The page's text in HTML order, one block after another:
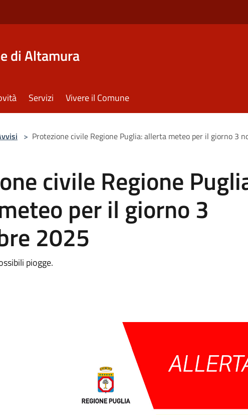
di Altamura
Servizi Vivere il Comune
> Protezione civile Regione Puglia: allerta meteo per il giorno 3
civile Regione
per il giorno 3
2025
piogge.